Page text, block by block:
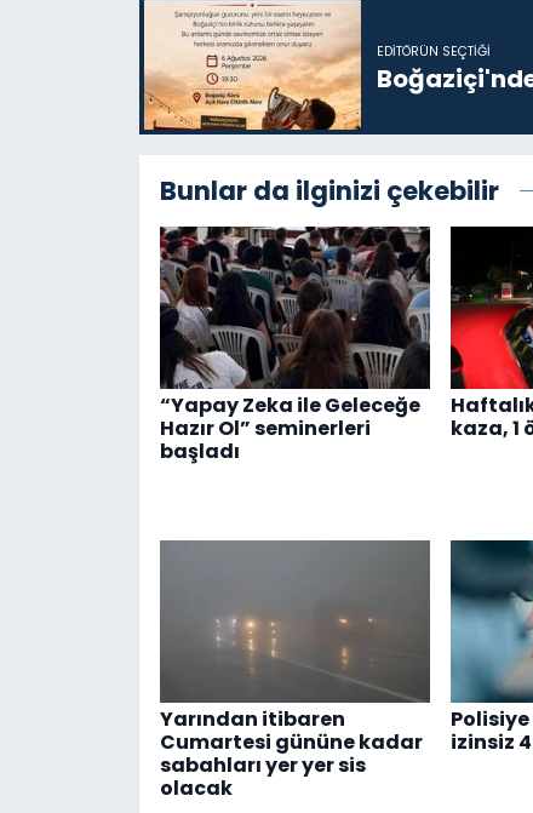
EDITÖRÜN SEÇTIĞI
Bunlar da ilginizi çekebilir
“Yapay Zeka ile Geleceğe
Hazır Ol” seminerleri
başladı
kaza, 1
Yarından itibaren
Cumartesi gününe kadar
sabahları yer yer sis
olacak
izinsiz